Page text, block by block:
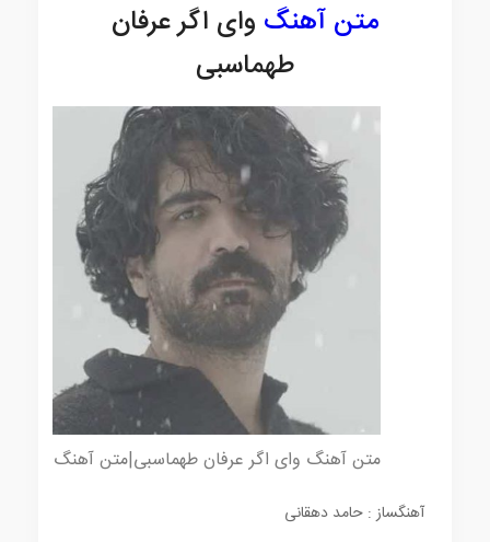
متن آهنگ وای اگر عرفان
طهماسبی
متن آهنگ وای اگر عرفان طهماسبی|متن آهنگ
آهنگساز : حامد دهقانی